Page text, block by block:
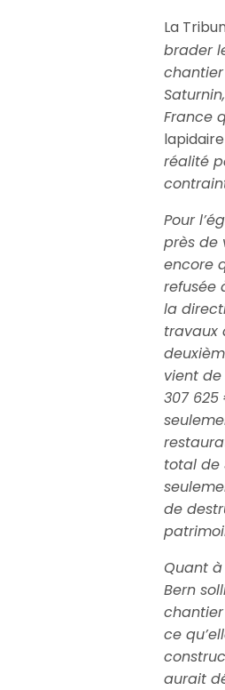
La
brader
France
réalité
Pour
près de
encore
refusée
la
travaux
vient
307
total de
de
Quant à
Bern
ce
aurait